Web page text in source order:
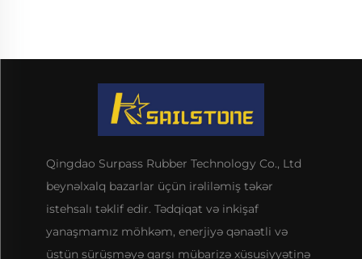
Qingdao Surpass Rubber Technology Co., Ltd
beynəlxalq bazarlar üçün irəliləmiş təkər
istehsalı təklif edir. Tədqiqat və inkişaf
yanaşmamız möhkəm, enerjiyə qənaətli və
üstün sürüşməyə qarşı mübarizə xüsusiyyətinə